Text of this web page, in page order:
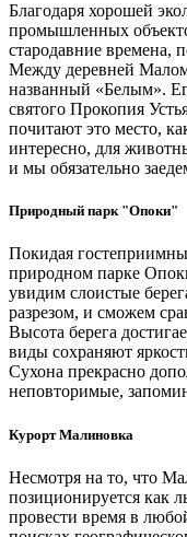
Благодаря хорошей
промышленных
стародавние времена,
Между деревней
названный «Белым».
святого Прокопия
почитают это место,
интересно, для
и мы обязательно
Природный парк "Опоки"
Покидая
природном парке
увидим слоистые
разрезом, и сможем
Высота берега
виды сохраняют
Сухона прекрасно
неповторимые,
Курорт Малиновка
Несмотря на то, что
позиционируется как
провести время в